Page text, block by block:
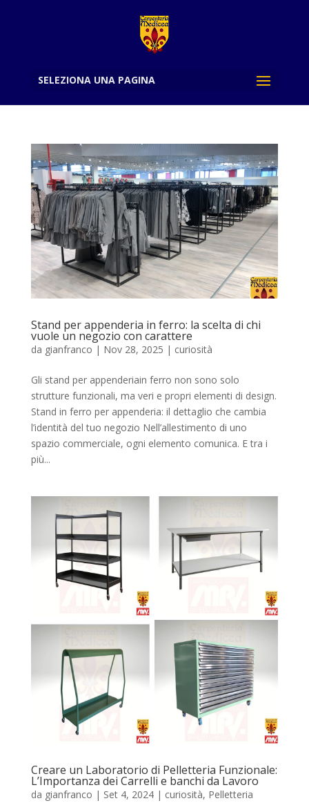
SELEZIONA UNA PAGINA
Stand per appenderia in ferro: la scelta di chi
vuole un negozio con carattere
da gianfranco | Nov 28, 2025 | curiosità
Gli stand per appenderiain ferro non sono solo
strutture funzionali, ma veri e propri elementi di design.
Stand in ferro per appenderia: il dettaglio che cambia
l’identità del tuo negozio Nell’allestimento di uno
spazio commerciale, ogni elemento comunica. E tra i
più...
Creare un Laboratorio di Pelletteria Funzionale:
L’Importanza dei Carrelli e banchi da Lavoro
da gianfranco | Set 4, 2024| curiosità, Pelletteria